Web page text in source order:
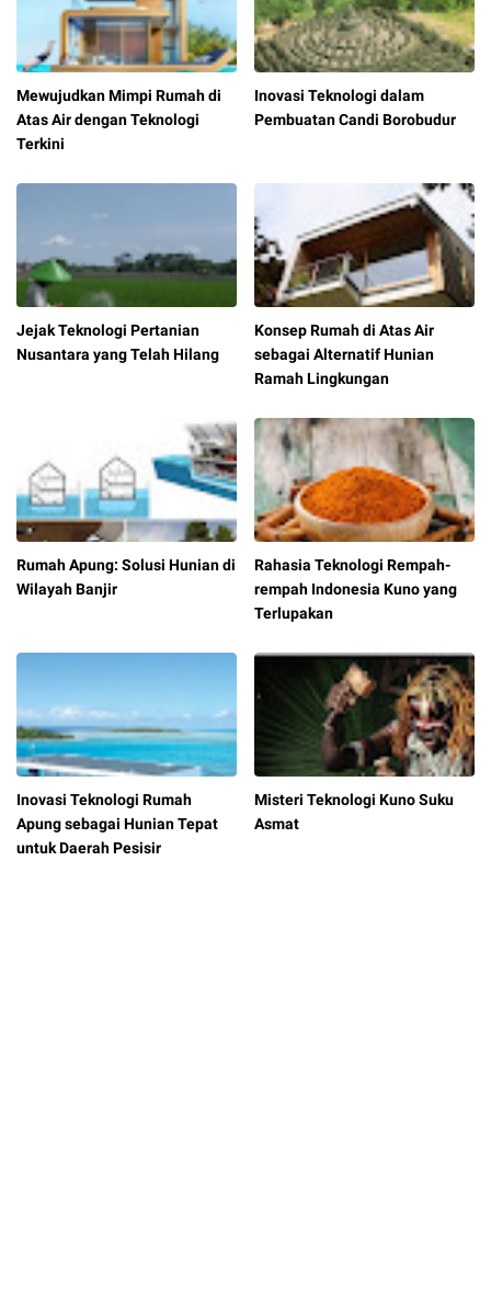
Mewujudkan Mimpi Rumah di
Atas Air dengan Teknologi
Terkini
Inovasi Teknologi dalam
Pembuatan Candi Borobudur
Jejak Teknologi Pertanian
Nusantara yang Telah Hilang
Konsep Rumah di Atas Air
sebagai Alternatif Hunian
Ramah Lingkungan
Rumah Apung: Solusi Hunian di
Wilayah Banjir
Rahasia Teknologi Rempah-
rempah Indonesia Kuno yang
Terlupakan
Inovasi Teknologi Rumah
Apung sebagai Hunian Tepat
untuk Daerah Pesisir
Misteri Teknologi Kuno Suku
Asmat